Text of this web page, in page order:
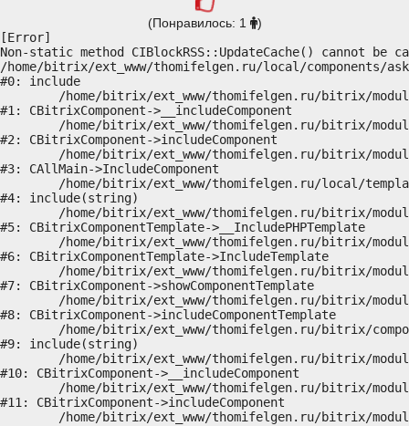
(Понравилось: 1
)
[Error]
Non-static method CIBlockRSS::UpdateCache() cannot
/home/bitrix/ext_www/thomifelgen.ru/local/components/
#0: include
#1: CBitrixComponent->__includeComponent
#2: CBitrixComponent->includeComponent
#3: CAllMain->IncludeComponent
#4: include(string)
#5: CBitrixComponentTemplate->__IncludePHPTemplate
#6: CBitrixComponentTemplate->IncludeTemplate
#7: CBitrixComponent->showComponentTemplate
#8: CBitrixComponent->includeComponentTemplate
#9: include(string)
#10: CBitrixComponent->__includeComponent
#11: CBitrixComponent->includeComponent